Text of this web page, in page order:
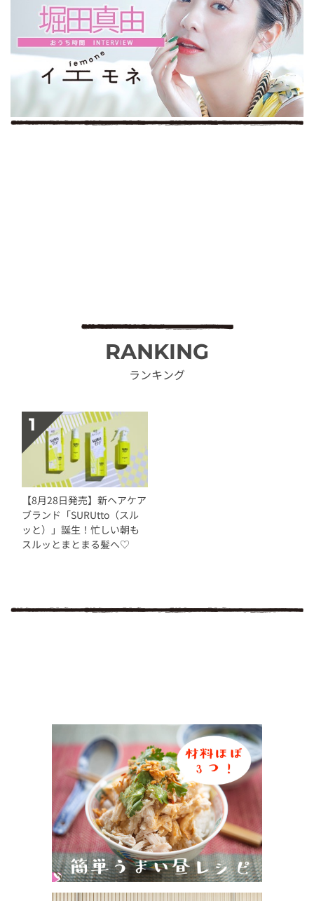
RANKING
ランキング
【8月28日発売】新ヘアケア
ブランド「SURUtto（スル
ッと）」誕生！忙しい朝も
スルッとまとまる髪へ♡